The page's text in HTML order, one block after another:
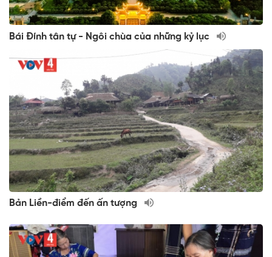
Bái Đính tân tự - Ngôi chùa của những kỷ lục
Bản Liền-điểm đến ấn tượng